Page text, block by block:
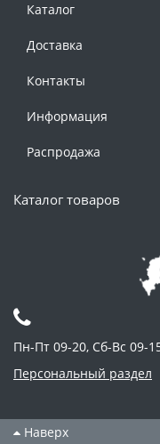
Каталог
Доставка
Контакты
Информация
Распродажа
Каталог товаров
Пн-Пт 09-20, Сб-Вс 09-
Персональный раздел
Наверх